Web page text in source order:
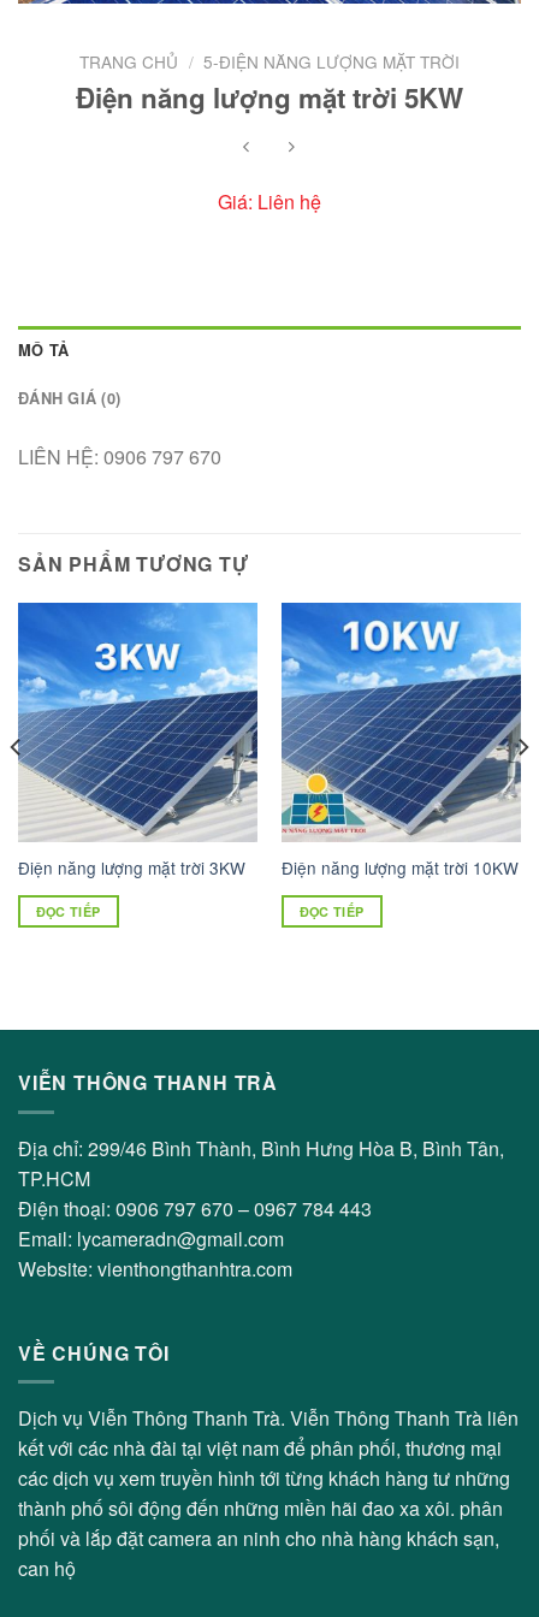
TRANG CHỦ / 5-ĐIỆN NĂNG LƯỢNG MẶT TRỜI
Điện năng lượng mặt trời 5KW
Giá: Liên hệ
MÔ TẢ
ĐÁNH GIÁ (0)
LIÊN HỆ: 0906 797 670
SẢN PHẨM TƯƠNG TỰ
Điện năng lượng mặt trời 3KW
ĐỌC TIẾP
Điện năng lượng mặt trời 10KW
ĐỌC TIẾP
VIỄN THÔNG THANH TRÀ
Địa chỉ: 299/46 Bình Thành, Bình Hưng Hòa B, Bình Tân,
TP.HCM
Điện thoại: 0906 797 670 – 0967 784 443
Email: lycameradn@gmail.com
Website: vienthongthanhtra.com
VỀ CHÚNG TÔI
Dịch vụ Viễn Thông Thanh Trà. Viễn Thông Thanh Trà liên
kết với các nhà đài tại việt nam để phân phối, thương mại
các dịch vụ xem truyền hình tới từng khách hàng tư những
thành phố sôi động đến những miền hãi đao xa xôi. phân
phối và lắp đặt camera an ninh cho nhà hàng khách sạn,
can hộ